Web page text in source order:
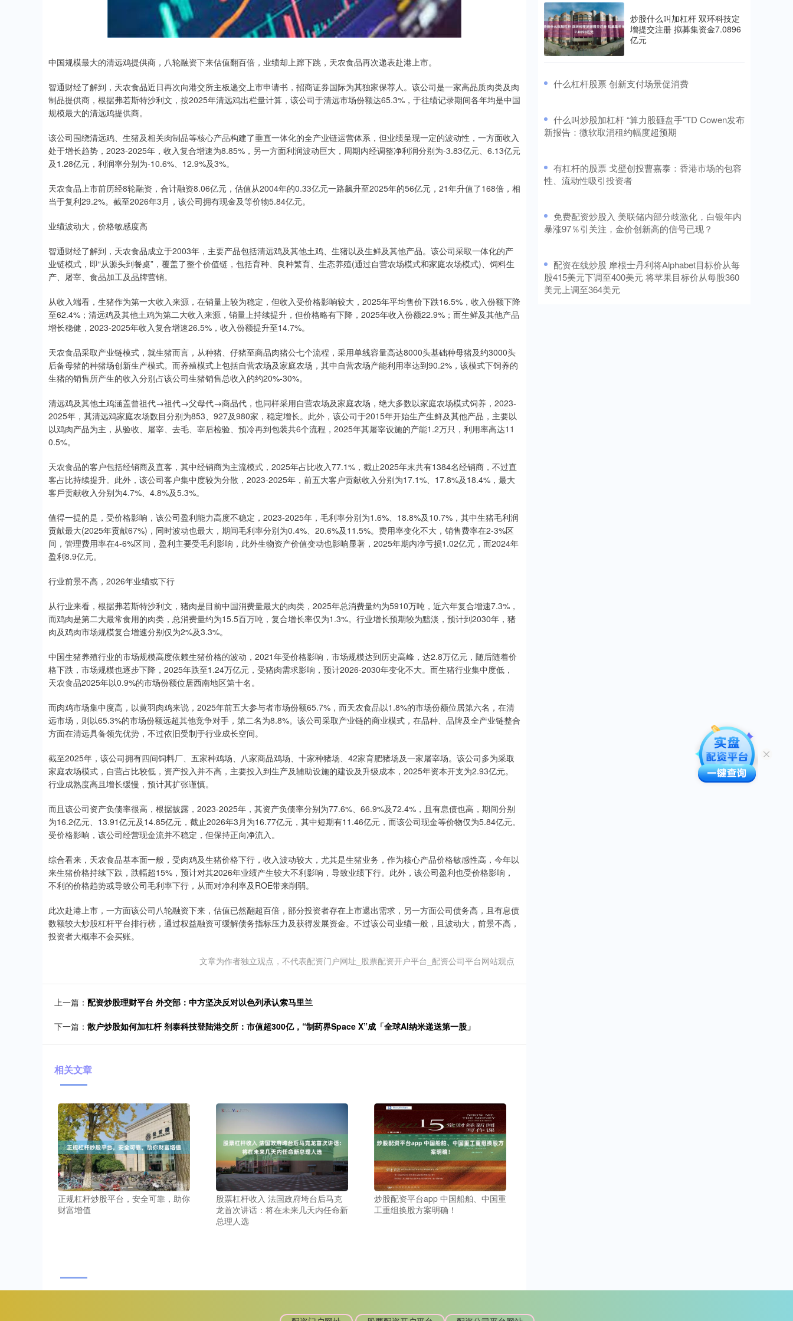
中国规模最大的清远鸡提供商，八轮融资下来估值翻百倍，业绩却上蹿下跳，天农食品再次递表赴港上市。
智通财经了解到，天农食品近日再次向港交所主板递交上市申请书，招商证券国际为其独家保荐人。该公司是一家高品质肉类及肉
制品提供商，根据弗若斯特沙利文，按2025年清远鸡出栏量计算，该公司于清远市场份额达65.3%，于往绩记录期间各年均是中国
规模最大的清远鸡提供商。
该公司围绕清远鸡、生猪及相关肉制品等核心产品构建了垂直一体化的全产业链运营体系，但业绩呈现一定的波动性，一方面收入
处于增长趋势，2023-2025年，收入复合增速为8.85%，另一方面利润波动巨大，周期内经调整净利润分别为-3.83亿元、6.13亿元
及1.28亿元，利润率分别为-10.6%、12.9%及3%。
天农食品上市前历经8轮融资，合计融资8.06亿元，估值从2004年的0.33亿元一路飙升至2025年的56亿元，21年升值了168倍，相
当于复利29.2%。截至2026年3月，该公司拥有现金及等价物5.84亿元。
业绩波动大，价格敏感度高
智通财经了解到，天农食品成立于2003年，主要产品包括清远鸡及其他土鸡、生猪以及生鲜及其他产品。该公司采取一体化的产
业链模式，即“从源头到餐桌”，覆盖了整个价值链，包括育种、良种繁育、生态养殖(通过自营农场模式和家庭农场模式)、饲料生
产、屠宰、食品加工及品牌营销。
从收入端看，生猪作为第一大收入来源，在销量上较为稳定，但收入受价格影响较大，2025年平均售价下跌16.5%，收入份额下降
至62.4%；清远鸡及其他土鸡为第二大收入来源，销量上持续提升，但价格略有下降，2025年收入份额22.9%；而生鲜及其他产品
增长稳健，2023-2025年收入复合增速26.5%，收入份额提升至14.7%。
天农食品采取产业链模式，就生猪而言，从种猪、仔猪至商品肉猪公七个流程，采用单线容量高达8000头基础种母猪及约3000头
后备母猪的种猪场创新生产模式。而养殖模式上包括自营农场及家庭农场，其中自营农场产能利用率达到90.2%，该模式下饲养的
生猪的销售所产生的收入分别占该公司生猪销售总收入的约20%-30%。
清远鸡及其他土鸡涵盖曾祖代→祖代→父母代→商品代，也同样采用自营农场及家庭农场，绝大多数以家庭农场模式饲养，2023-
2025年，其清远鸡家庭农场数目分别为853、927及980家，稳定增长。此外，该公司于2015年开始生产生鲜及其他产品，主要以
以鸡肉产品为主，从验收、屠宰、去毛、宰后检验、预冷再到包装共6个流程，2025年其屠宰设施的产能1.2万只，利用率高达11
0.5%。
天农食品的客户包括经销商及直客，其中经销商为主流模式，2025年占比收入77.1%，截止2025年末共有1384名经销商，不过直
客占比持续提升。此外，该公司客户集中度较为分散，2023-2025年，前五大客户贡献收入分别为17.1%、17.8%及18.4%，最大
客戶贡献收入分别为4.7%、4.8%及5.3%。
值得一提的是，受价格影响，该公司盈利能力高度不稳定，2023-2025年，毛利率分别为1.6%、18.8%及10.7%，其中生猪毛利润
贡献最大(2025年贡献67%)，同时波动也最大，期间毛利率分别为0.4%、20.6%及11.5%。费用率变化不大，销售费率在2-3%区
间，管理费用率在4-6%区间，盈利主要受毛利影响，此外生物资产价值变动也影响显著，2025年期内净亏损1.02亿元，而2024年
盈利8.9亿元。
行业前景不高，2026年业绩或下行
从行业来看，根据弗若斯特沙利文，猪肉是目前中国消费量最大的肉类，2025年总消费量约为5910万吨，近六年复合增速7.3%，
而鸡肉是第二大最常食用的肉类，总消费量约为15.5百万吨，复合增长率仅为1.3%。行业增长预期较为黯淡，预计到2030年，猪
肉及鸡肉市场规模复合增速分别仅为2%及3.3%。
中国生猪养殖行业的市场规模高度依赖生猪价格的波动，2021年受价格影响，市场规模达到历史高峰，达2.8万亿元，随后随着价
格下跌，市场规模也逐步下降，2025年跌至1.24万亿元，受猪肉需求影响，预计2026-2030年变化不大。而生猪行业集中度低，
天农食品2025年以0.9%的市场份额位居西南地区第十名。
而肉鸡市场集中度高，以黄羽肉鸡来说，2025年前五大参与者市场份额65.7%，而天农食品以1.8%的市场份额位居第六名，在清
远市场，则以65.3%的市场份额远超其他竞争对手，第二名为8.8%。该公司采取产业链的商业模式，在品种、品牌及全产业链整合
方面在清远具备领先优势，不过依旧受制于行业成长空间。
截至2025年，该公司拥有四间饲料厂、五家种鸡场、八家商品鸡场、十家种猪场、42家育肥猪场及一家屠宰场。该公司多为采取
家庭农场模式，自营占比较低，资产投入并不高，主要投入到生产及辅助设施的建设及升级成本，2025年资本开支为2.93亿元。
行业成熟度高且增长缓慢，预计其扩张谨慎。
而且该公司资产负债率很高，根据披露，2023-2025年，其资产负债率分别为77.6%、66.9%及72.4%，且有息债也高，期间分别
为16.2亿元、13.91亿元及14.85亿元，截止2026年3月为16.77亿元，其中短期有11.46亿元，而该公司现金等价物仅为5.84亿元。
受价格影响，该公司经营现金流并不稳定，但保持正向净流入。
综合看来，天农食品基本面一般，受肉鸡及生猪价格下行，收入波动较大，尤其是生猪业务，作为核心产品价格敏感性高，今年以
来生猪价格持续下跌，跌幅超15%，预计对其2026年业绩产生较大不利影响，导致业绩下行。此外，该公司盈利也受价格影响，
不利的价格趋势或导致公司毛利率下行，从而对净利率及ROE带来削弱。
此次赴港上市，一方面该公司八轮融资下来，估值已然翻超百倍，部分投资者存在上市退出需求，另一方面公司债务高，且有息债
数额较大炒股杠杆平台排行榜，通过权益融资可缓解债务指标压力及获得发展资金。不过该公司业绩一般，且波动大，前景不高，
投资者大概率不会买账。
文章为作者独立观点，不代表配资门户网址_股票配资开户平台_配资公司平台网站观点
上一篇： 配资炒股理财平台 外交部：中方坚决反对以色列承认索马里兰
下一篇： 散户炒股如何加杠杆 剂泰科技登陆港交所：市值超300亿，“制药界Space X”成「全球AI纳米递送第一股」
相关文章
正规杠杆炒股平台，安全可靠，助你
财富增值
股票杠杆收入 法国政府垮台后马克
龙首次讲话：将在未来几天内任命新
总理人选
炒股配资平台app 中国船舶、中国重
工重组换股方案明确！
炒股什么叫加杠杆 双环科技定
增提交注册 拟募集资金7.0896
亿元
​什么杠杆股票 创新支付场景促消费
​什么叫炒股加杠杆 “算力股砸盘手”TD Cowen发布
新报告：微软取消租约幅度超预期
​有杠杆的股票 戈壁创投曹嘉泰：香港市场的包容
性、流动性吸引投资者
​免费配资炒股入 美联储内部分歧激化，白银年内
暴涨97％引关注，金价创新高的信号已现？
​配资在线炒股 摩根士丹利将Alphabet目标价从每
股415美元下调至400美元 将苹果目标价从每股360
美元上调至364美元